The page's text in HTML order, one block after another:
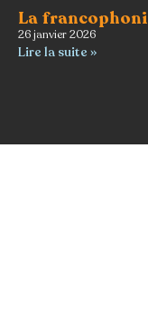
La
26 janvier 2026
Lire la suite »